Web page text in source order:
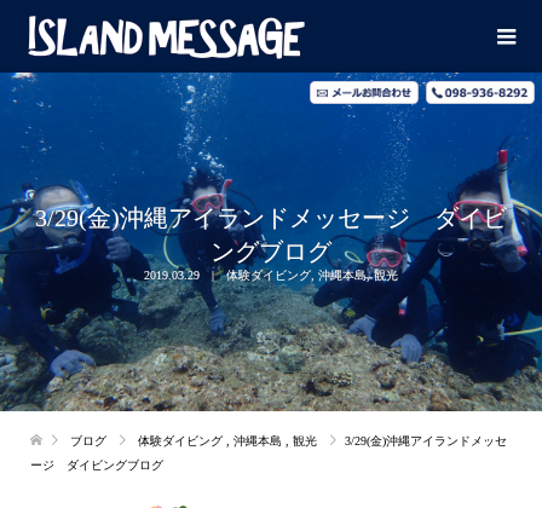
3/29(金)沖縄アイランドメッセージ ダイビ
ングブログ
2019.03.29 体験ダイビング 沖縄本島,観光
ブログ 体験ダイビング 沖縄本島 観光
3/29(金)沖縄アイランドメッセ
ージ ダイビングブログ